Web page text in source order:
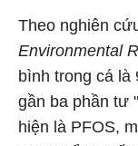
Theo nghiên
Environmental
bình trong cá là
gần ba phần tư
hiện là PFOS,